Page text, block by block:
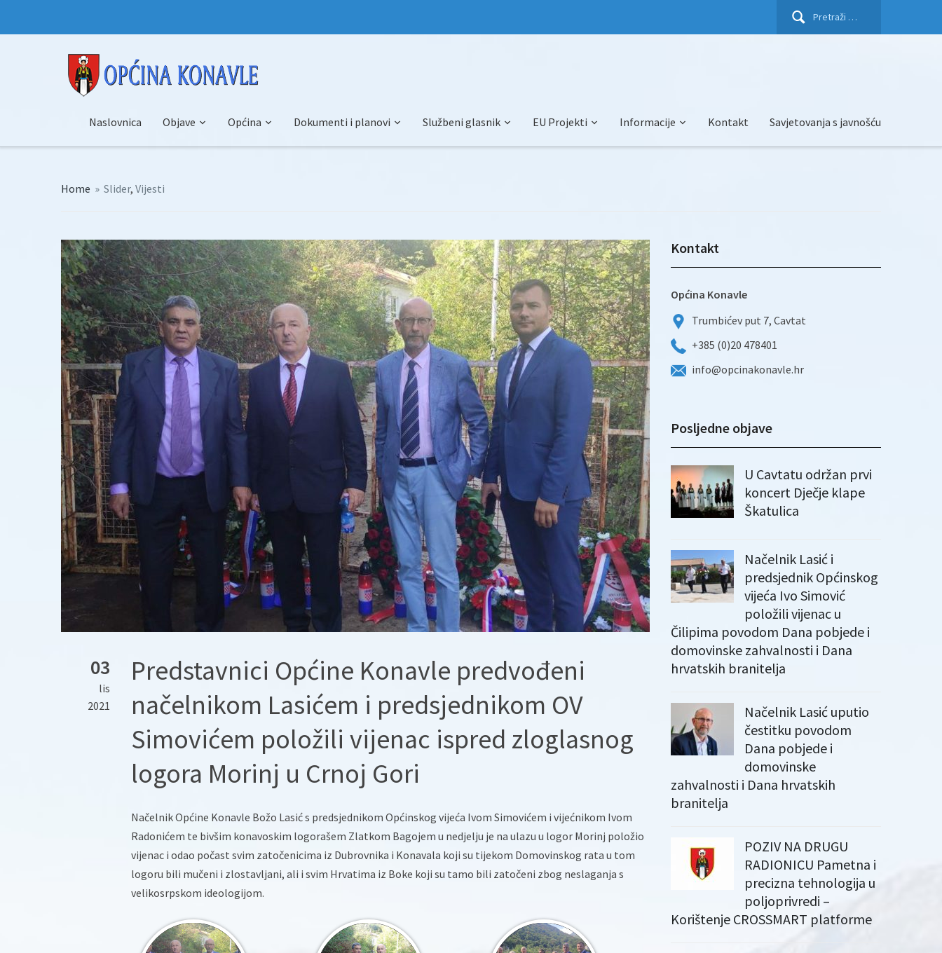
Pretraži:
Naslovnica Objave Općina Dokumenti i planovi Službeni glasnik EU Projekti Informacije Kontakt Savjetovanja s javnošću
Home » Slider, Vijesti
03
lis
2021
Predstavnici Općine Konavle predvođeni
načelnikom Lasićem i predsjednikom OV
Simovićem položili vijenac ispred zloglasnog
logora Morinj u Crnoj Gori
Načelnik Općine Konavle Božo Lasić s predsjednikom Općinskog vijeća Ivom Simovićem i vijećnikom Ivom
Radonićem te bivšim konavoskim logorašem Zlatkom Bagojem u nedjelju je na ulazu u logor Morinj položio
vijenac i odao počast svim zatočenicima iz Dubrovnika i Konavala koji su tijekom Domovinskog rata u tom
logoru bili mučeni i zlostavljani, ali i svim Hrvatima iz Boke koji su tamo bili zatočeni zbog neslaganja s
velikosrpskom ideologijom.
Kontakt
Općina Konavle
Trumbićev put 7, Cavtat
+385 (0)20 478401
info@opcinakonavle.hr
Posljedne objave
U Cavtatu održan prvi
koncert Dječje klape
Škatulica
Načelnik Lasić i
predsjednik Općinskog
vijeća Ivo Simović
položili vijenac u
Čilipima povodom Dana pobjede i
domovinske zahvalnosti i Dana
hrvatskih branitelja
Načelnik Lasić uputio
čestitku povodom
Dana pobjede i
domovinske
zahvalnosti i Dana hrvatskih
branitelja
POZIV NA DRUGU
RADIONICU Pametna i
precizna tehnologija u
poljoprivredi –
Korištenje CROSSMART platforme